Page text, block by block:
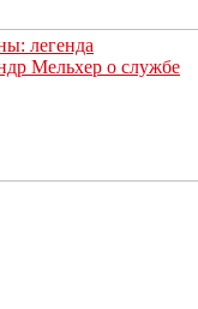
легенда
Мельхер о службе